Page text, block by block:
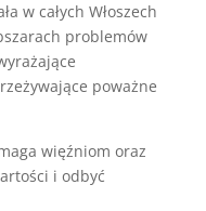
w całych Włoszech
problemów
poważne
więźniom oraz
i odbyć